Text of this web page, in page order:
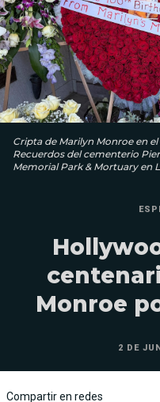
Cripta de Marilyn Monroe en
Recuerdos del cementerio
Memorial Park & ​​Mortuary en
Monroe
2 DE
Compartir en redes